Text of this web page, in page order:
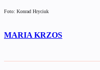
Foto: Konrad Hryciuk
MARIA KRZOS